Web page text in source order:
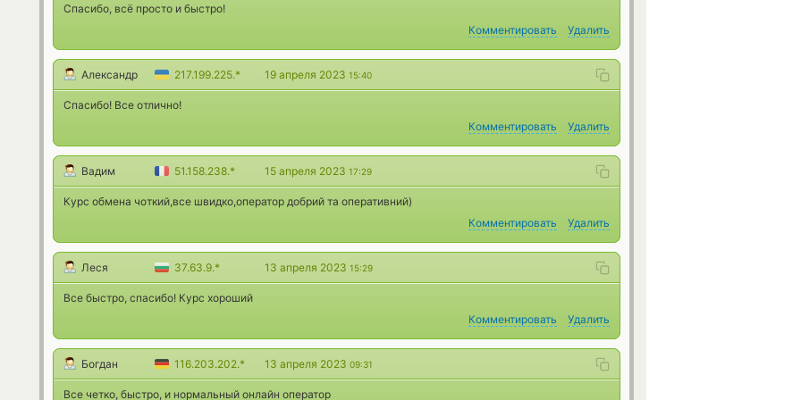
Спасибо, всё просто и быстро!
Комментировать
Удалить
Александр 217.199.225.* 19 апреля 2023 15:40
Спасибо! Все отлично!
Комментировать
Удалить
Вадим 51.158.238.* 15 апреля 2023 17:29
Курс обмена чоткий,все швидко,оператор добрий та оперативний)
Комментировать
Удалить
Леся 37.63.9.* 13 апреля 2023 15:29
Все быстро, спасибо! Курс хороший
Комментировать
Удалить
Богдан 116.203.202.* 13 апреля 2023 09:31
Все четко, быстро, и нормальный онлайн оператор